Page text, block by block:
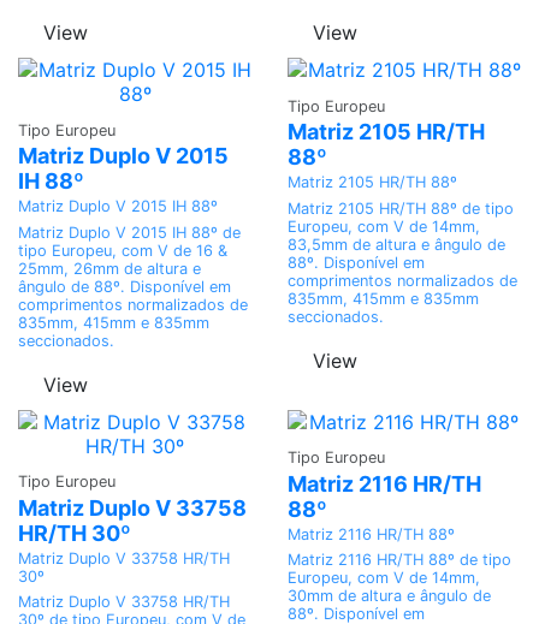
View View
Tipo Europeu
Matriz Duplo V 2015
IH 88º
Matriz Duplo V 2015 IH 88º
Matriz Duplo V 2015 IH 88º de
tipo Europeu, com V de 16 &
25mm, 26mm de altura e
ângulo de 88º. Disponível em
comprimentos normalizados de
835mm, 415mm e 835mm
seccionados.
View
Tipo Europeu
Matriz 2105 HR/TH
88º
Matriz 2105 HR/TH 88º
Matriz 2105 HR/TH 88º de tipo
Europeu, com V de 14mm,
83,5mm de altura e ângulo de
88º. Disponível em
comprimentos normalizados de
835mm, 415mm e 835mm
seccionados.
View
Adicionar
Tipo Europeu
Matriz Duplo V 33758
HR/TH 30º
Matriz Duplo V 33758 HR/TH
30º
Matriz Duplo V 33758 HR/TH
30º de tipo Europeu, com V de
Adicionar
Tipo Europeu
Matriz 2116 HR/TH
88º
Matriz 2116 HR/TH 88º
Matriz 2116 HR/TH 88º de tipo
Europeu, com V de 14mm,
30mm de altura e ângulo de
88º. Disponível em